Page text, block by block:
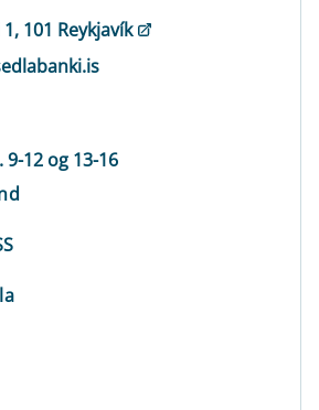
101 Reykjavík
12 og 13-16